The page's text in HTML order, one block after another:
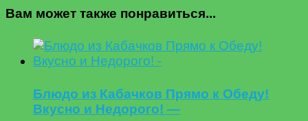
Вам может также понравиться...
Блюдо из Кабачков Прямо к Обеду!
Вкусно и Недорого! —